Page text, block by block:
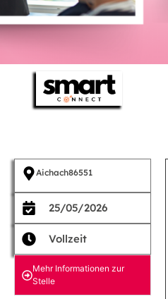
Aichach86551
25/05/2026
Vollzeit
Mehr Informationen zur
Stelle